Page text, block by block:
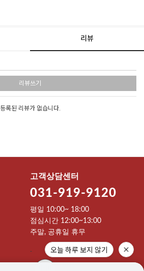
리뷰
리뷰쓰기
등록된 리뷰가 없습니다.
고객상담센터
031-919-9120
평일 10:00~ 18:00
점심시간 12:00~13:00
주말, 공휴일 휴무
- 오늘 하루 보지 않기